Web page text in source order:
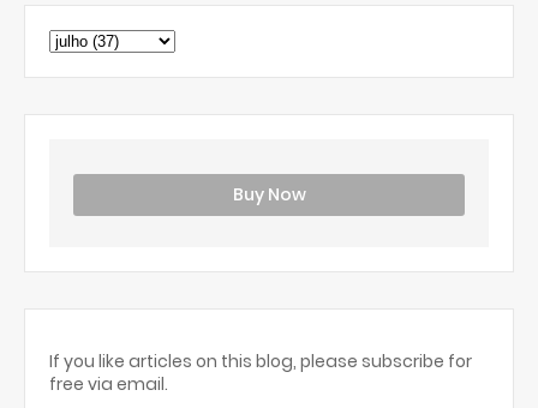
Buy Now
If you like articles on this blog, please subscribe for
free via email.